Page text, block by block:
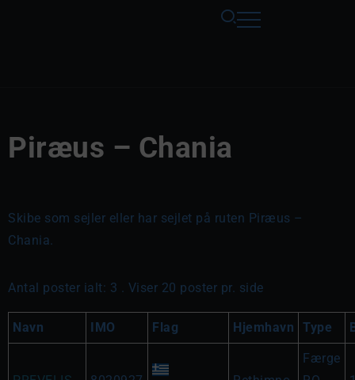
Piræus – Chania
Skibe som sejler eller har sejlet på ruten Piræus –
Chania.
Antal poster ialt: 3 . Viser 20 poster pr. side
Navn IMO Flag Hjemhavn Type
Færge